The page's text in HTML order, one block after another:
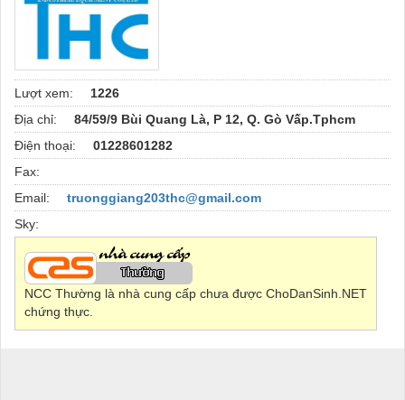
Lượt xem:
1226
Địa chỉ:
84/59/9 Bùi Quang Là, P 12, Q. Gò Vấp.Tphcm
Điện thoại:
01228601282
Fax:
Email:
truonggiang203thc@gmail.com
Sky:
NCC Thường là nhà cung cấp chưa được ChoDanSinh.NET
chứng thực.